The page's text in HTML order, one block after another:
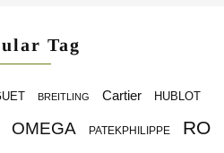
Tag
BREITLING Cartier HUBLOT
OMEGA PATEKPHILIPPE
RO